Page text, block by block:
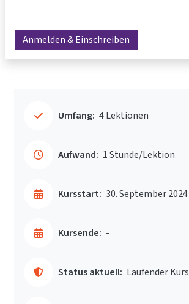
Anmelden & Einschreiben
Umfang: 4 Lektionen
Aufwand: 1 Stunde/Lektion
Kursstart: 30. September 2024
Kursende: -
Status aktuell: Laufender Kurs